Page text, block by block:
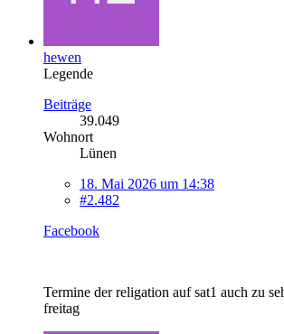
hewen
Legende
Beiträge
39.049
Wohnort
Lünen
18. Mai 2026 um 14:38
#2.482
Facebook
Termine der religation auf sat1 auch zu
freitag